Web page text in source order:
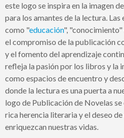
este logo se inspira en la imagen
para los amantes de la lectura.
como "educación", "conocimiento"
el compromiso de la publicación
y el fomento del aprendizaje
refleja la pasión por los libros y la
como espacios de encuentro y
donde la lectura es una puerta a
logo de Publicación de Novelas
rica herencia literaria y el deseo
enriquezcan nuestras vidas.